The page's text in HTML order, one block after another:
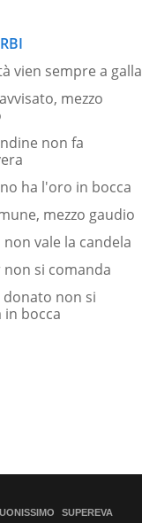
vien sempre a galla
mezzo
non fa
ha l'oro in bocca
mezzo gaudio
non vale la candela
non si comanda
donato non si
in bocca
SUPEREVA